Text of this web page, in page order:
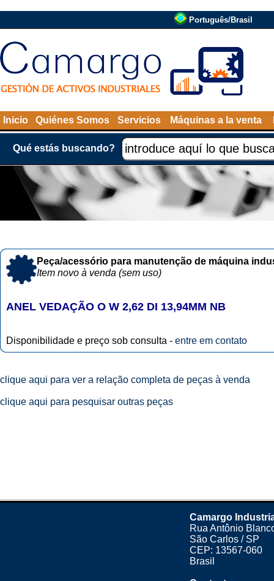
Português/Brasil
Inicio Quiénes Somos Servicios Máquinas a la venta
Qué estás buscando?
Peça/acessório para manutenção de máquina
Item novo à venda (sem uso)
ANEL VEDAÇÃO O W 2,62 DI 13,94MM NB
Disponibilidade e preço sob consulta - entre em contato
clique aqui para ver a relação completa de peças à venda
clique aqui para pesquisar outras peças
Camargo
Rua Antônio
São Carlos / SP
CEP: 13567-060
Brasil